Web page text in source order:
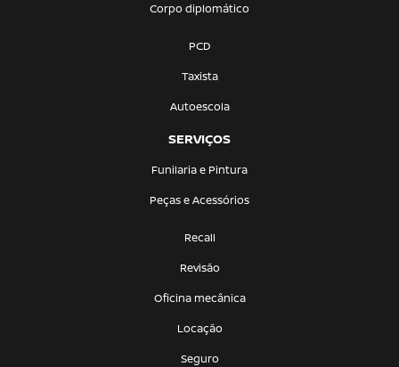
Corpo diplomático
PCD
Taxista
Autoescola
SERVIÇOS
Funilaria e Pintura
Peças e Acessórios
Recall
Revisão
Oficina mecânica
Locação
Seguro